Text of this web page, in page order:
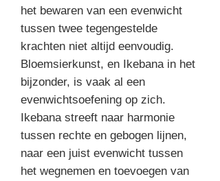
het bewaren van een evenwicht
tussen twee tegengestelde
krachten niet altijd eenvoudig.
Bloemsierkunst, en Ikebana in het
bijzonder, is vaak al een
evenwichtsoefening op zich.
Ikebana streeft naar harmonie
tussen rechte en gebogen lijnen,
naar een juist evenwicht tussen
het wegnemen en toevoegen van